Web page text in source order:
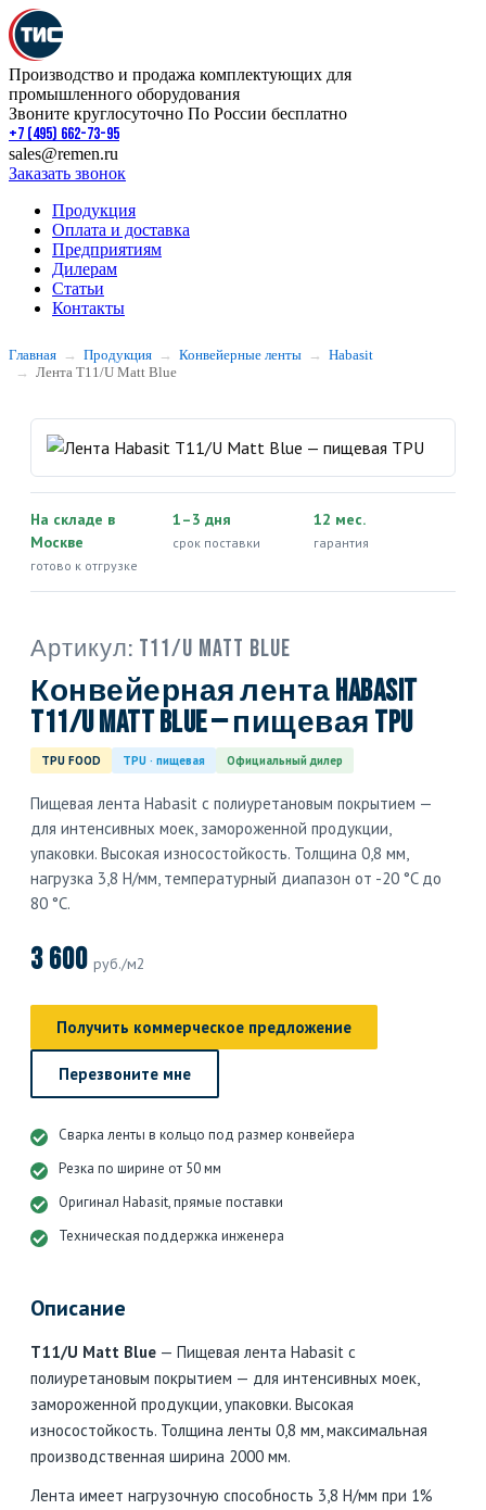
Производство и продажа комплектующих для
промышленного оборудования
Звоните круглосуточно По России бесплатно
+7 (495) 662-73-95
sales@remen.ru
Заказать звонок
Продукция
Оплата и доставка
Предприятиям
Дилерам
Статьи
Контакты
Главная Продукция Конвейерные ленты
Habasit
Лента T11/U Matt Blue
На складе в
Москве
готово к отгрузке
1–3 дня
срок поставки
12 мес.
гарантия
Артикул: T11/U Matt Blue
Конвейерная лента Habasit
T11/U Matt Blue — пищевая TPU
TPU FOOD TPU · пищевая Официальный дилер
Пищевая лента Habasit с полиуретановым покрытием —
для интенсивных моек, замороженной продукции,
упаковки. Высокая износостойкость. Толщина 0,8 мм,
нагрузка 3,8 Н/мм, температурный диапазон от -20 °C до
80 °C.
3 600 руб./м2
Получить коммерческое предложение
Перезвоните мне
Сварка ленты в кольцо под размер конвейера
Резка по ширине от 50 мм
Оригинал Habasit, прямые поставки
Техническая поддержка инженера
Описание
T11/U Matt Blue — Пищевая лента Habasit с
полиуретановым покрытием — для интенсивных моек,
замороженной продукции, упаковки. Высокая
износостойкость. Толщина ленты 0,8 мм, максимальная
производственная ширина 2000 мм.
Лента имеет нагрузочную способность 3,8 Н/мм при 1%